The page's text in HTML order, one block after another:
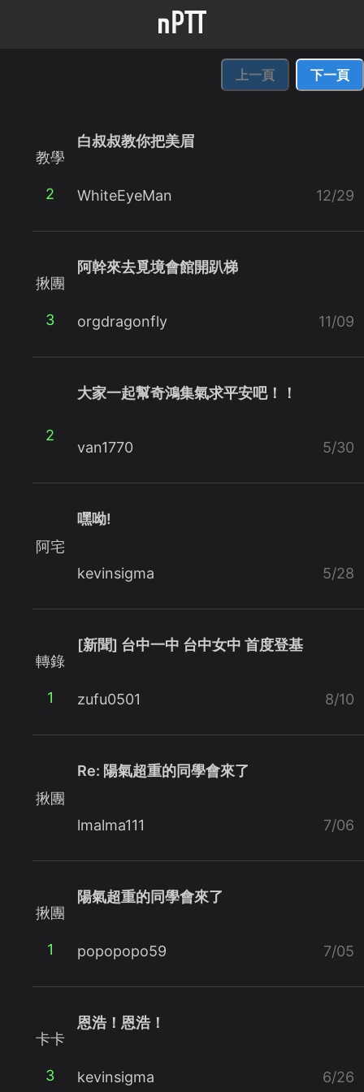
上一頁 下一頁
教學
2
白叔叔教你把美眉
WhiteEyeMan 12/29
揪團
3
阿幹來去覓境會館開趴梯
orgdragonfly 11/09
2
大家一起幫奇鴻集氣求平安吧！！
van1770 5/30
阿宅
嘿呦!
kevinsigma 5/28
轉錄
1
[新聞] 台中一中 台中女中 首度登基
zufu0501 8/10
揪團
Re: 陽氣超重的同學會來了
lmalma111 7/06
揪團
1
陽氣超重的同學會來了
popopopo59 7/05
卡卡
3
恩浩！恩浩！
kevinsigma 6/26